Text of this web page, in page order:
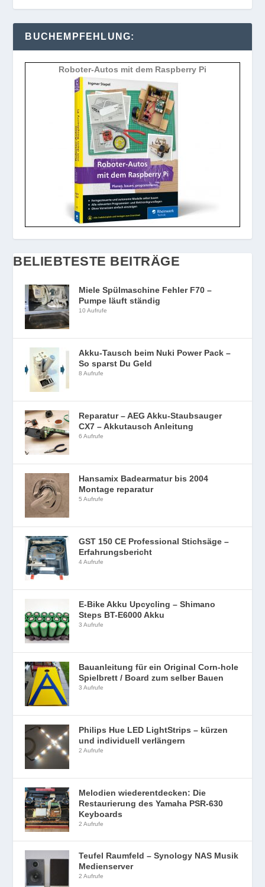
BUCHEMPFEHLUNG:
Roboter-Autos mit dem Raspberry Pi
BELIEBTESTE BEITRÄGE
Miele Spülmaschine Fehler F70 –
Pumpe läuft ständig
10 Aufrufe
Akku-Tausch beim Nuki Power Pack –
So sparst Du Geld
8 Aufrufe
Reparatur – AEG Akku-Staubsauger
CX7 – Akkutausch Anleitung
6 Aufrufe
Hansamix Badearmatur bis 2004
Montage reparatur
5 Aufrufe
GST 150 CE Professional Stichsäge –
Erfahrungsbericht
4 Aufrufe
E-Bike Akku Upcycling – Shimano
Steps BT-E6000 Akku
3 Aufrufe
Bauanleitung für ein Original Corn-hole
Spielbrett / Board zum selber Bauen
3 Aufrufe
Philips Hue LED LightStrips – kürzen
und individuell verlängern
2 Aufrufe
Melodien wiederentdecken: Die
Restaurierung des Yamaha PSR-630
Keyboards
2 Aufrufe
Teufel Raumfeld – Synology NAS Musik
Medienserver
2 Aufrufe